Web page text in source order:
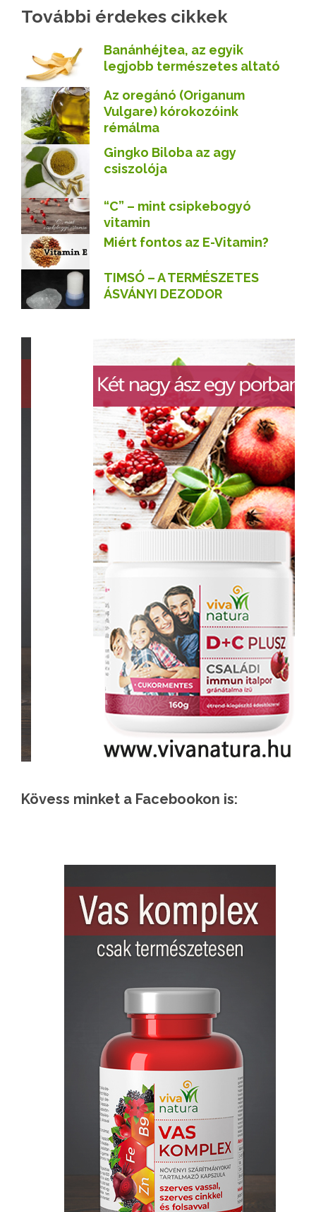
További érdekes cikkek
Banánhéjtea, az egyik
legjobb természetes altató
Az oregánó (Origanum
Vulgare) kórokozóink
rémálma
Gingko Biloba az agy
csiszolója
“C” – mint csipkebogyó
vitamin
Miért fontos az E-Vitamin?
TIMSÓ – A TERMÉSZETES
ÁSVÁNYI DEZODOR
Kövess minket a Facebookon is: